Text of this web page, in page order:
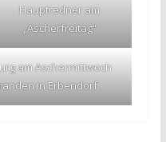
Hauptredner am
„Ascherfreitag“
am Aschermittwoch
in Erbendorf